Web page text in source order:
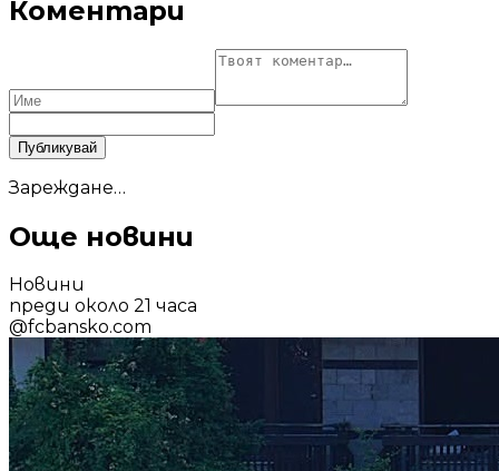
Коментари
Публикувай
Зареждане…
Още новини
Новини
преди около 21 часа
@fcbansko.com